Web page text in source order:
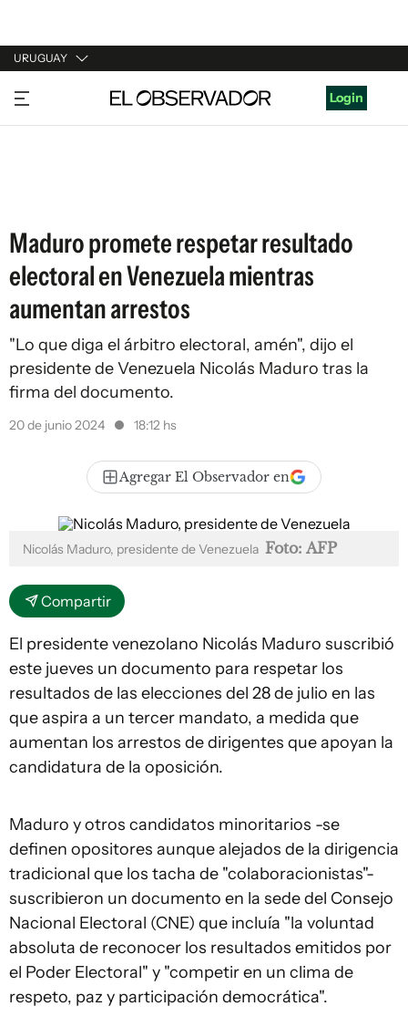
URUGUAY
URUGUAY
ARGENTINA
Login
Maduro promete respetar resultado
electoral en Venezuela mientras
aumentan arrestos
"Lo que diga el árbitro electoral, amén", dijo el
presidente de Venezuela Nicolás Maduro tras la
firma del documento.
20 de junio 2024 18:12 hs
Agregar El Observador en
Nicolás Maduro, presidente de Venezuela Foto: AFP
Compartir
El presidente venezolano Nicolás Maduro suscribió
este jueves un documento para respetar los
resultados de las elecciones del 28 de julio en las
que aspira a un tercer mandato, a medida que
aumentan los arrestos de dirigentes que apoyan la
candidatura de la oposición.
Maduro y otros candidatos minoritarios -se
definen opositores aunque alejados de la dirigencia
tradicional que los tacha de "colaboracionistas"-
suscribieron un documento en la sede del Consejo
Nacional Electoral (CNE) que incluía "la voluntad
absoluta de reconocer los resultados emitidos por
el Poder Electoral" y "competir en un clima de
respeto, paz y participación democrática".